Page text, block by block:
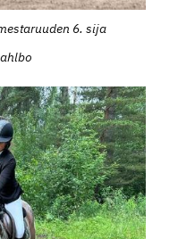
6. sija